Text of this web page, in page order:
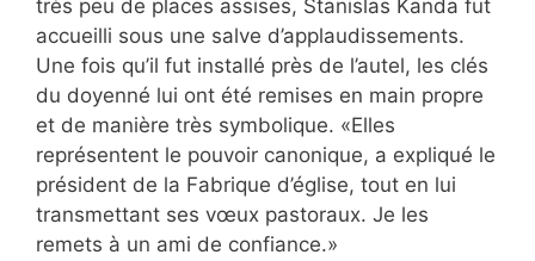
très peu de places assises, Stanislas Kanda fut
accueilli sous une salve d’applaudissements.
Une fois qu’il fut installé près de l’autel, les clés
du doyenné lui ont été remises en main propre
et de manière très symbolique. «Elles
représentent le pouvoir canonique, a expliqué le
président de la Fabrique d’église, tout en lui
transmettant ses vœux pastoraux. Je les
remets à un ami de confiance.»